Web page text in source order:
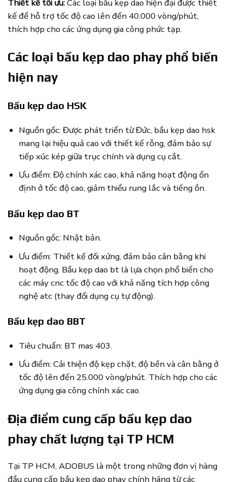
Thiết kế tối ưu:Các loại bầu kẹp dao hiện đại được thiết
kế để hỗ trợ tốc độ cao lên đến 40.000 vòng/phút,
thích hợp cho các ứng dụng gia công phức tạp.
Các loại bầu kẹp dao phay phổ biến
hiện nay
Bầu kẹp dao HSK
Nguồn gốc: Được phát triển từ Đức, bầu kẹp dao hsk
mang lại hiệu quả cao với thiết kế rỗng, đảm bảo sự
tiếp xúc kép giữa trục chính và dụng cụ cắt.
Ưu điểm: Độ chính xác cao, khả năng hoạt động ổn
định ở tốc độ cao, giảm thiểu rung lắc và tiếng ồn.
Bầu kẹp dao BT
Nguồn gốc: Nhật bản.
Ưu điểm: Thiết kế đối xứng, đảm bảo cân bằng khi
hoạt động. Bầu kẹp dao bt là lựa chọn phổ biến cho
các máy cnc tốc độ cao với khả năng tích hợp công
nghệ atc (thay đổi dụng cụ tự động).
Bầu kẹp dao BBT
Tiêu chuẩn: BT mas 403.
Ưu điểm: Cải thiện độ kẹp chặt, độ bền và cân bằng ở
tốc độ lên đến 25.000 vòng/phút. Thích hợp cho các
ứng dụng gia công chính xác cao.
Địa điểm cung cấp bầu kẹp dao
phay chất lượng tại TP HCM
Tại TP HCM, ADOBUS là một trong những đơn vị hàng
đầu cung cấp bầu kẹp dao phay chính hãng từ các